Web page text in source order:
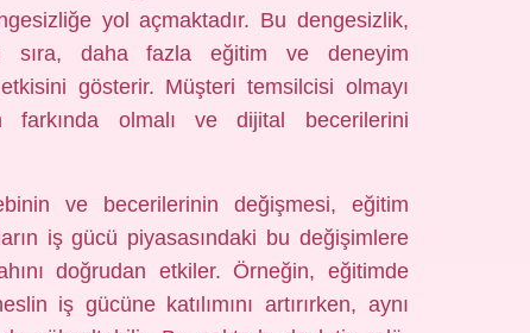
yol açmaktadır. Bu dengesizlik,
sıra, daha fazla eğitim ve deneyim
gösterir. Müşteri temsilcisi olmayı
olmalı ve dijital becerilerini
ve becerilerinin değişmesi, eğitim
iş gücü piyasasındaki bu değişimlere
doğrudan etkiler. Örneğin, eğitimde
iş gücüne katılımını artırırken, aynı